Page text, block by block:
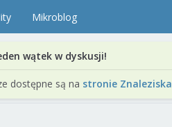
Mikroblog
wątek w dyskusji!
dostępne są na stronie Znaleziska